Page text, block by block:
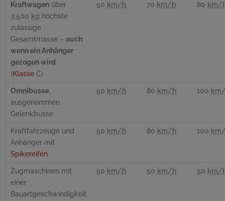
Kraftwagen über
3.500 kg höchste
zulässige
Gesamtmasse – auch
wenn ein Anhänger
gezogen wird
(Klasse C)
50 km/h 70 km/h 80 km/
Omnibusse,
ausgenommen
Gelenkbusse
50 km/h 80 km/h 100
Kraftfahrzeuge und
Anhänger mit
Spikereifen
50 km/h 80 km/h 100
Zugmaschinen mit
einer
Bauartgeschwindigkeit
50 km/h 50 km/h 50 km/